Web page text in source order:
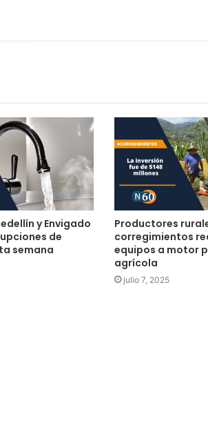
y Envigado
de
semana
Productores
corregimientos
equipos a motor
agrícola
julio 7, 2025